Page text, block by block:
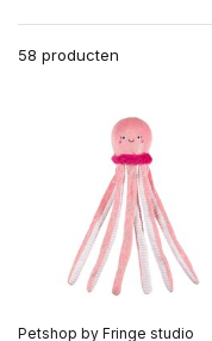
58 producten
Petshop by Fringe studio